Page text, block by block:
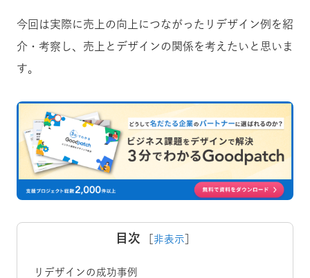
今回は実際に売上の向上につながったリデザイン例を紹
介・考察し、売上とデザインの関係を考えたいと思いま
す。
目次 非表示
リデザインの成功事例